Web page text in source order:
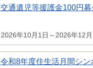
交通遺児等援護金100円募
2026年10月1日～2026年12月
令和8年度住生活月間シン